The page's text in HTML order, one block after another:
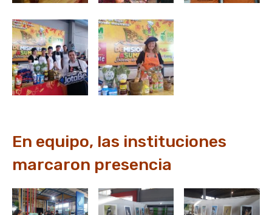
En equipo, las instituciones
marcaron presencia